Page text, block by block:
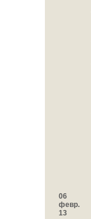
06
февр.
13